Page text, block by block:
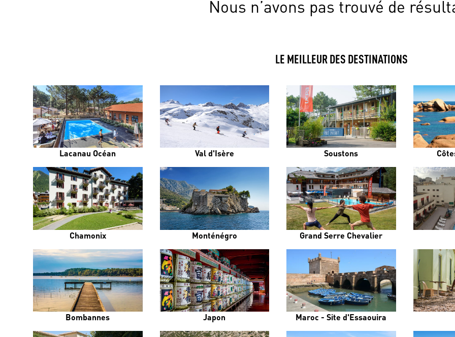
Nous n’avons pas trouvé de
LE MEILLEUR DES DESTINATIONS
Lacanau Océan Val d'Isère Soustons
Chamonix Monténégro Grand Serre Chevalier
Bombannes Japon Maroc - Site d'Essaouira